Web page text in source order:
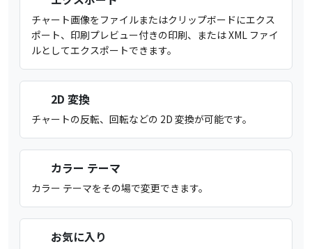
チャート画像をファイルまたはクリップボードにエクス
ポート、印刷プレビュー付きの印刷、または XML ファイ
ルとしてエクスポートできます。
2D 変換
チャートの反転、回転などの 2D 変換が可能です。
カラー テーマ
カラー テーマをその場で変更できます。
お気に入り